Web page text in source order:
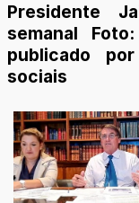
Presidente
semanal
publicado
sociais